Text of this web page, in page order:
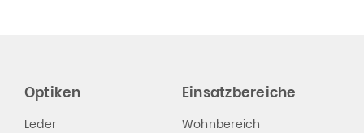
Optiken
Leder
Einsatzbereiche
Wohnbereich